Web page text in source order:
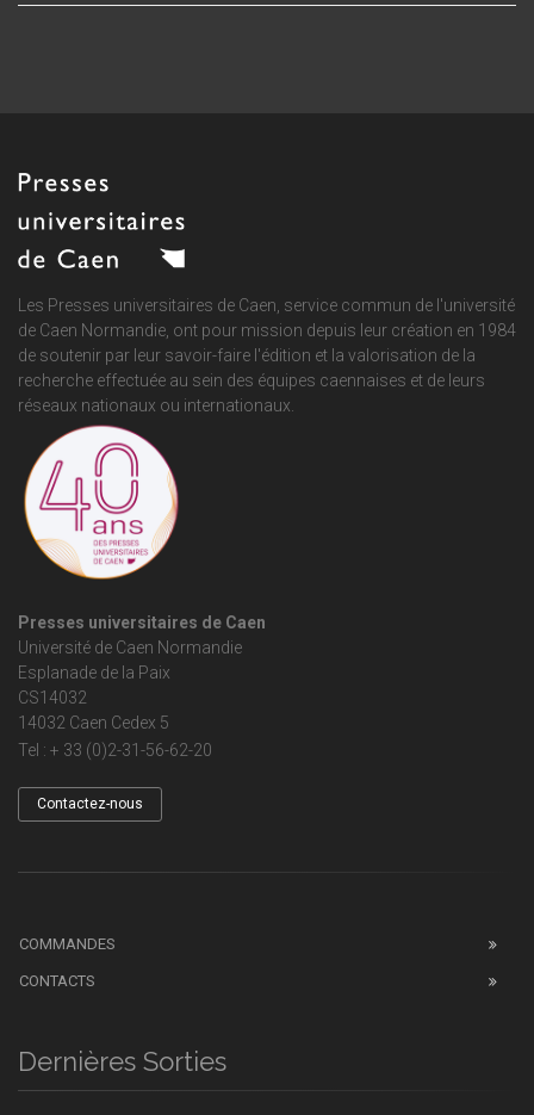
Les Presses universitaires de Caen, service commun de l'université
de Caen Normandie, ont pour mission depuis leur création en 1984
de soutenir par leur savoir-faire l'édition et la valorisation de la
recherche effectuée au sein des équipes caennaises et de leurs
réseaux nationaux ou internationaux.
Presses universitaires de Caen
Université de Caen Normandie
Esplanade de la Paix
CS14032
14032 Caen Cedex 5
Tel : + 33 (0)2-31-56-62-20
Contactez-nous
COMMANDES
CONTACTS
Dernières Sorties